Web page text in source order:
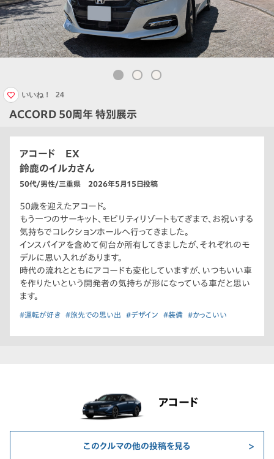
ACCORD 50周年 特別展示
いいね！ 24
アコード EX
鈴鹿のイルカさん
50代/男性/三重県 2026年5月15日投稿
50歳を迎えたアコード。
もう一つのサーキット、モビリティリゾートもてぎまで、お祝いする
気持ちでコレクションホールへ行ってきました。
インスパイアを含めて何台か所有してきましたが、それぞれのモ
デルに思い入れがあります。
時代の流れとともにアコードも変化していますが、いつもいい車
を作りたいという開発者の気持ちが形になっている車だと思い
ます。
#運転が好き #旅先での思い出 #デザイン #装備 #かっこいい
アコード
このクルマの他の投稿を見る